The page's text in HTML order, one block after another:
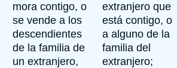
mora contigo, o
se vende a los
descendientes
de la familia de
un extranjero,
extranjero que
está contigo, o
a alguno de la
familia del
extranjero;